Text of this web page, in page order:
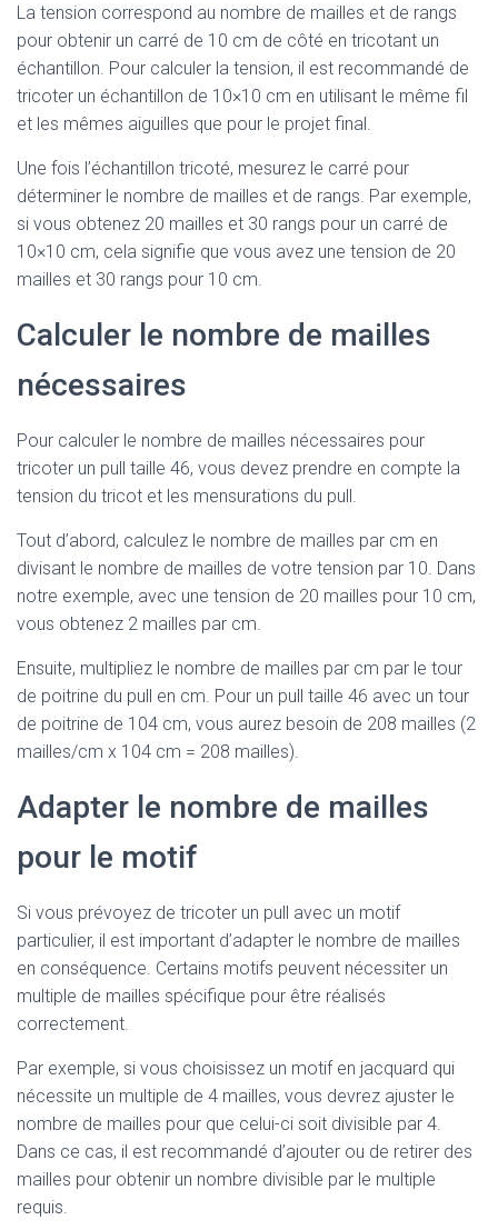
La tension correspond au nombre de mailles et de rangs
pour obtenir un carré de 10 cm de côté en tricotant un
échantillon. Pour calculer la tension, il est recommandé de
tricoter un échantillon de 10×10 cm en utilisant le même fil
et les mêmes aiguilles que pour le projet final.
Une fois l’échantillon tricoté, mesurez le carré pour
déterminer le nombre de mailles et de rangs. Par exemple,
si vous obtenez 20 mailles et 30 rangs pour un carré de
10×10 cm, cela signifie que vous avez une tension de 20
mailles et 30 rangs pour 10 cm.
Calculer le nombre de mailles
nécessaires
Pour calculer le nombre de mailles nécessaires pour
tricoter un pull taille 46, vous devez prendre en compte la
tension du tricot et les mensurations du pull.
Tout d’abord, calculez le nombre de mailles par cm en
divisant le nombre de mailles de votre tension par 10. Dans
notre exemple, avec une tension de 20 mailles pour 10 cm,
vous obtenez 2 mailles par cm.
Ensuite, multipliez le nombre de mailles par cm par le tour
de poitrine du pull en cm. Pour un pull taille 46 avec un tour
de poitrine de 104 cm, vous aurez besoin de 208 mailles (2
mailles/cm x 104 cm = 208 mailles).
Adapter le nombre de mailles
pour le motif
Si vous prévoyez de tricoter un pull avec un motif
particulier, il est important d’adapter le nombre de mailles
en conséquence. Certains motifs peuvent nécessiter un
multiple de mailles spécifique pour être réalisés
correctement.
Par exemple, si vous choisissez un motif en jacquard qui
nécessite un multiple de 4 mailles, vous devrez ajuster le
nombre de mailles pour que celui-ci soit divisible par 4.
Dans ce cas, il est recommandé d’ajouter ou de retirer des
mailles pour obtenir un nombre divisible par le multiple
requis.